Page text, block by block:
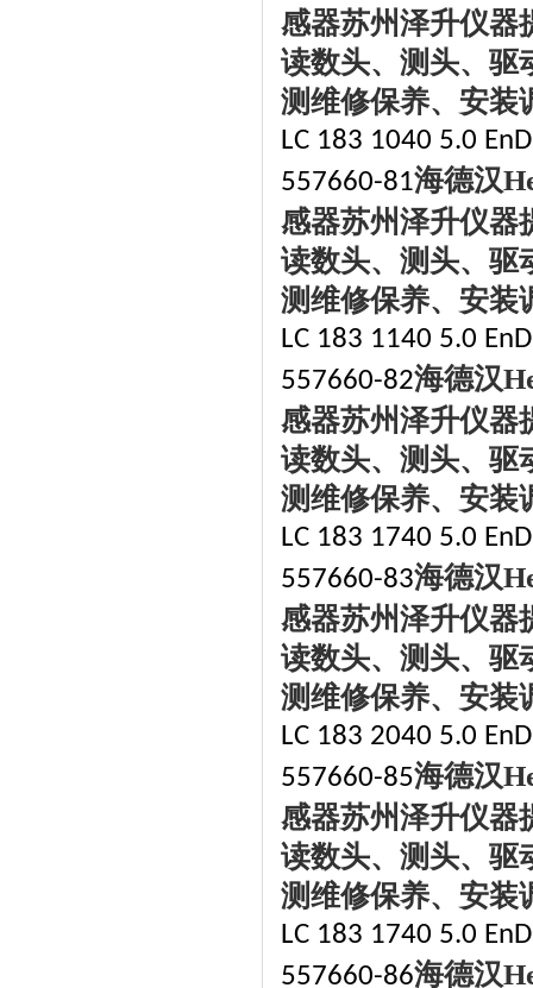
感器苏州泽升仪器
读数头、测头、驱
测维修保养、安装
LC 183 1040 5.0
557660-81海德汉
感器苏州泽升仪器
读数头、测头、驱
测维修保养、安装
LC 183 1140 5.0
557660-82海德汉
感器苏州泽升仪器
读数头、测头、驱
测维修保养、安装
LC 183 1740 5.0
557660-83海德汉
感器苏州泽升仪器
读数头、测头、驱
测维修保养、安装
LC 183 2040 5.0
557660-85海德汉
感器苏州泽升仪器
读数头、测头、驱
测维修保养、安装
LC 183 1740 5.0
557660-86海德汉